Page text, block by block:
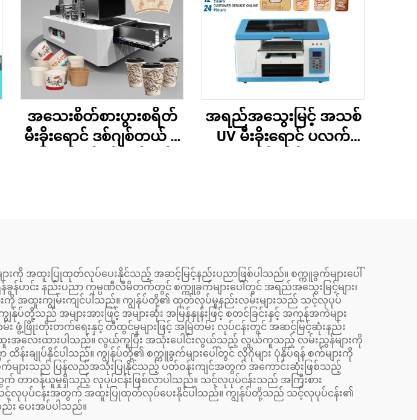
အသေးစိတ်စားပွားစရိတ်
မီးခိုးရောင် ဒစ်ဂျစ်တယ် ပ
အရည်အသွေးမြင့် အသစ်
UV မီးခိုးရောင် ပလက်
းကို အထူးပြုထုတ်လုပ်ပေးနိုင်သည့် အဆင့်မြင့်နည်းပညာဖြစ်ပါသည်။ စက္ကူခွက်များပေါ်
ရှန်ခွန်ဟင်း နည်းပညာ ကုမ္ပဏီလီမိတက်တွင် စက္ကူခွက်များပေါ်တွင် အရည်အသွေးမြင့်များ၊
ျားကို အထူးကျွမ်းကျင်ပါသည်။ ကျွန်ုပ်တို့၏ ထုတ်လုပ်မှုနည်းလမ်းများသည် သင့်လုပုပ်
ပ်တို့သည် အများအားဖြင့် အများဆုံး အမြန်နှုန်းဖြင့် စတင်ခြင်းနှင့် အကုန်အကဲများ
ဖြိုးတိုးတက်ရေးနှင့် တီထွင်မှုများဖြင့် အမြဲတမ်း လုပ်ငန်းတွင် အဆင့်မြင့်ဆုံးနည်း
အထူးအလေးထားပါသည်။ လွယ်ကူပြီး အသုံးပေါင်းလွယ်သည့် လွယ်ကူသည့် လမ်းညွှန်များကို
ချုပ်နိုင်ပါသည်။ ကျွန်ုပ်တို့၏ စက္ကူခွက်များပေါ်တွင် လိုဂိုများ ပုံနှိပ်ရန် စက်များကို
စက်များသည် ပြန်လည်အသုံးပြုနိုင်သည့် ပတ်ဝန်းကျင်အတွက် အကောင်းဆုံးဖြစ်သည့်
တာဝန်ယူမှုရှိသည့် လုပုပ်ငန်းဖြစ်လာပါသည်။ သင့်လုပုပ်ငန်းသည် အကြီးစား
င့်လုပုပ်ငန်းအတွက် အထူးပြုထုတ်လုပ်ပေးနိုင်ပါသည်။ ကျွန်ုပ်တို့သည် သင့်လုပုပ်ငန်း၏
ည်း ပေးအပ်ပါသည်။